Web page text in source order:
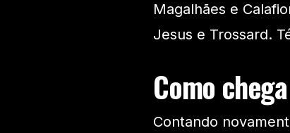
Magalhães e
Jesus e Trossard.
Como
Contando